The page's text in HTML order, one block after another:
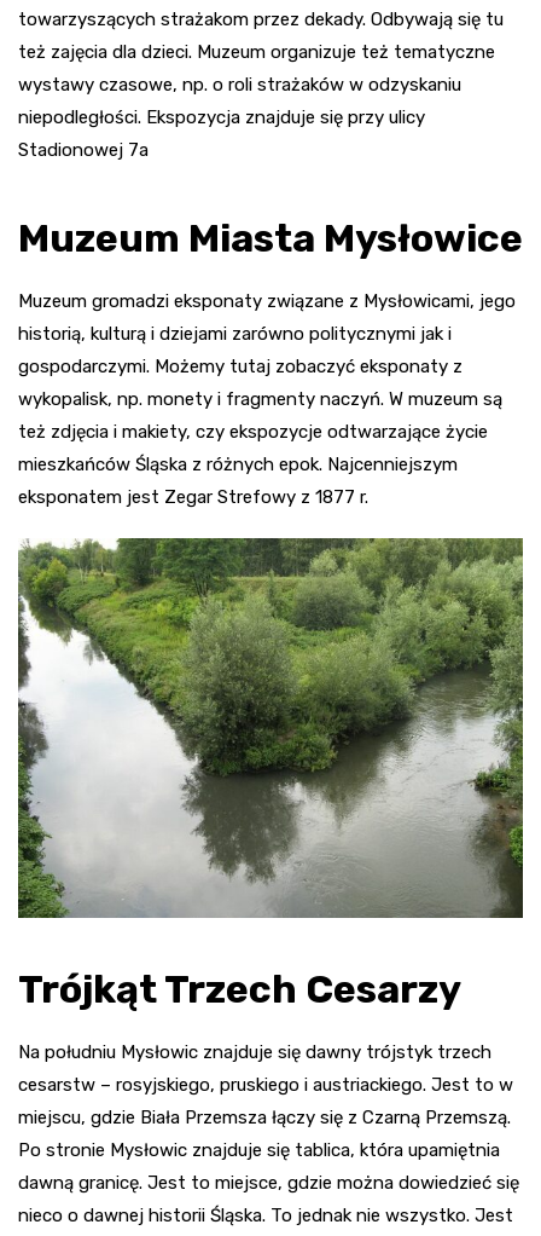
towarzyszących strażakom przez dekady. Odbywają się tu
też zajęcia dla dzieci. Muzeum organizuje też tematyczne
wystawy czasowe, np. o roli strażaków w odzyskaniu
niepodległości. Ekspozycja znajduje się przy ulicy
Stadionowej 7a
Muzeum Miasta Mysłowice
Muzeum gromadzi eksponaty związane z Mysłowicami, jego
historią, kulturą i dziejami zarówno politycznymi jak i
gospodarczymi. Możemy tutaj zobaczyć eksponaty z
wykopalisk, np. monety i fragmenty naczyń. W muzeum są
też zdjęcia i makiety, czy ekspozycje odtwarzające życie
mieszkańców Śląska z różnych epok. Najcenniejszym
eksponatem jest Zegar Strefowy z 1877 r.
Trójkąt Trzech Cesarzy
Na południu Mysłowic znajduje się dawny trójstyk trzech
cesarstw – rosyjskiego, pruskiego i austriackiego. Jest to w
miejscu, gdzie Biała Przemsza łączy się z Czarną Przemszą.
Po stronie Mysłowic znajduje się tablica, która upamiętnia
dawną granicę. Jest to miejsce, gdzie można dowiedzieć się
nieco o dawnej historii Śląska. To jednak nie wszystko. Jest